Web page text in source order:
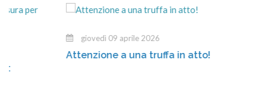
giovedì 09 aprile 2026
Attenzione a una truffa in atto!